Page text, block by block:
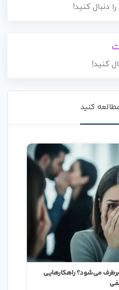
را دنبال کنید!
کنید!
کنید
برطرف می‌شود؟ راهکارهایی